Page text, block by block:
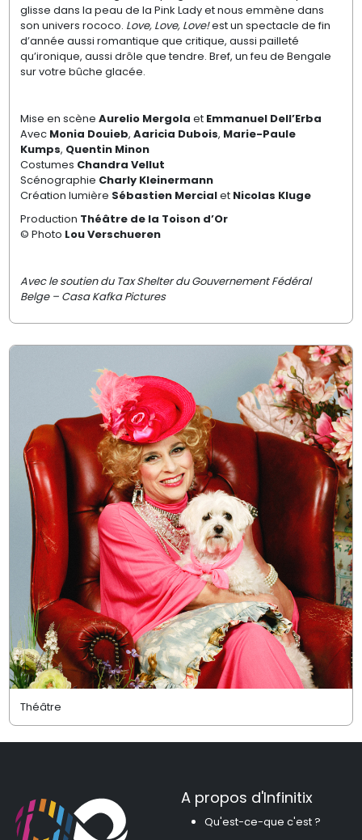
glisse dans la peau de la Pink Lady et nous emmène dans
son univers rococo. Love, Love, Love!est un spectacle de fin
d’année aussi romantique que critique, aussi pailleté
qu’ironique, aussi drôle que tendre. Bref, un feu de Bengale
sur votre bûche glacée.
Mise en scène Aurelio Mergola et Emmanuel Dell’Erba
Avec Monia Douieb, Aaricia Dubois, Marie-Paule
Kumps, Quentin Minon
Costumes Chandra Vellut
Scénographie Charly Kleinermann
Création lumière Sébastien Mercialet Nicolas Kluge
Production Théâtre de la Toison d’Or
© Photo Lou Verschueren
Avec le soutien du Tax Shelter du Gouvernement Fédéral
Belge – Casa Kafka Pictures
Théâtre
A propos d'Infinitix
Qu'est-ce-que c'est ?